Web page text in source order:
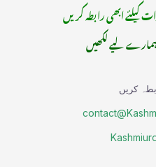
کیلئے ابھی رابطہ کریں
ہمارے لیے لکھیں
کریں